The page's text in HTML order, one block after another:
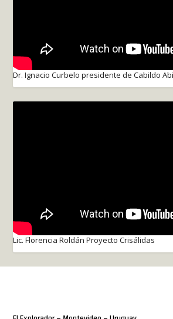
Dr. Ignacio Curbelo presidente de Cabildo
Lic. Florencia Roldán Proyecto Crisálidas